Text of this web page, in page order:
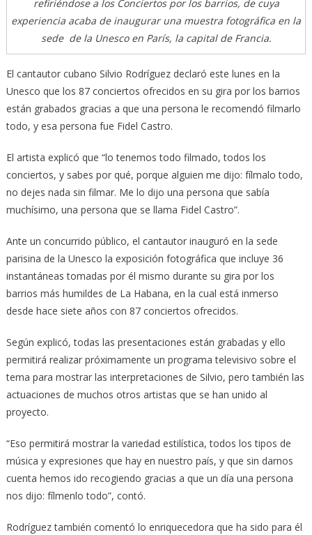
refiriéndose a los Conciertos por los barrios, de cuya
experiencia acaba de inaugurar una muestra fotográfica en la
sede de la Unesco en París, la capital de Francia.
El cantautor cubano Silvio Rodríguez declaró este lunes en la
Unesco que los 87 conciertos ofrecidos en su gira por los barrios
están grabados gracias a que una persona le recomendó filmarlo
todo, y esa persona fue Fidel Castro.
El artista explicó que “lo tenemos todo filmado, todos los
conciertos, y sabes por qué, porque alguien me dijo: fílmalo todo,
no dejes nada sin filmar. Me lo dijo una persona que sabía
muchísimo, una persona que se llama Fidel Castro”.
Ante un concurrido público, el cantautor inauguró en la sede
parisina de la Unesco la exposición fotográfica que incluye 36
instantáneas tomadas por él mismo durante su gira por los
barrios más humildes de La Habana, en la cual está inmerso
desde hace siete años con 87 conciertos ofrecidos.
Según explicó, todas las presentaciones están grabadas y ello
permitirá realizar próximamente un programa televisivo sobre el
tema para mostrar las interpretaciones de Silvio, pero también las
actuaciones de muchos otros artistas que se han unido al
proyecto.
“Eso permitirá mostrar la variedad estilística, todos los tipos de
música y expresiones que hay en nuestro país, y que sin darnos
cuenta hemos ido recogiendo gracias a que un día una persona
nos dijo: fílmenlo todo”, contó.
Rodríguez también comentó lo enriquecedora que ha sido para él